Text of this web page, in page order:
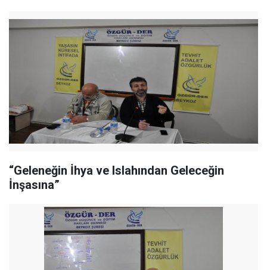
“Geleneğin İhya ve Islahından Geleceğin
İnşasına”